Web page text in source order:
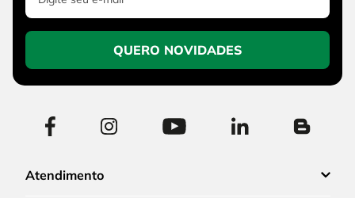
QUERO NOVIDADES
Atendimento